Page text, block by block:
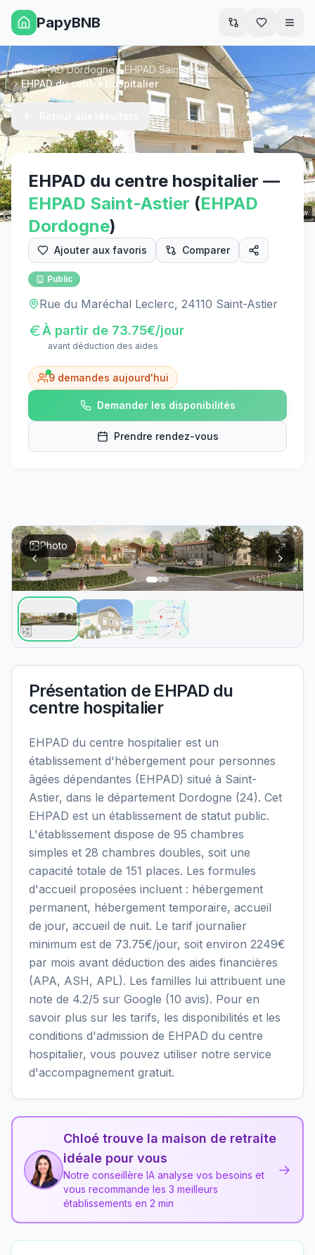
PapyBNB
Street View
AccueilEHPAD Dordogne
EHPAD Saint-Astier
EHPAD du centre hospitalier
EHPAD du centre hospitalier —
EHPAD Saint-Astier (EHPAD
Dordogne)
Ajouter aux favoris Comparer
Public
Rue du Maréchal Leclerc, 24110 Saint-Astier
À partir de 73.75€/jour
avant déduction des aides
9 demandes aujourd'hui
Demander les disponibilités
Prendre rendez-vous
Photo
Présentation de EHPAD du
centre hospitalier
EHPAD du centre hospitalier est un
établissement d'hébergement pour personnes
âgées dépendantes (EHPAD) situé à Saint-
Astier, dans le département Dordogne (24). Cet
EHPAD est un établissement de statut public.
L'établissement dispose de 95 chambres
simples et 28 chambres doubles, soit une
capacité totale de 151 places. Les formules
d'accueil proposées incluent : hébergement
permanent, hébergement temporaire, accueil
de jour, accueil de nuit. Le tarif journalier
minimum est de 73.75€/jour, soit environ 2249€
par mois avant déduction des aides financières
(APA, ASH, APL). Les familles lui attribuent une
note de 4.2/5 sur Google (10 avis). Pour en
savoir plus sur les tarifs, les disponibilités et les
conditions d'admission de EHPAD du centre
hospitalier, vous pouvez utiliser notre service
d'accompagnement gratuit.
Chloé trouve la maison de retraite
idéale pour vous
Notre conseillère IA analyse vos besoins et
vous recommande les 3 meilleurs
établissements en 2 min
→